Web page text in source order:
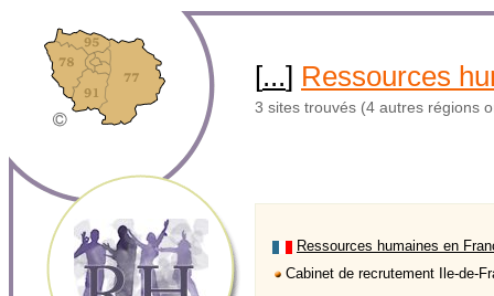
[...] Ressources
3 sites trouvés (4 autres régions
Ressources humaines en
Cabinet de recrutement Ile-de-